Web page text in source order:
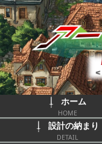
ホーム
HOME
設計の納まり
DETAIL